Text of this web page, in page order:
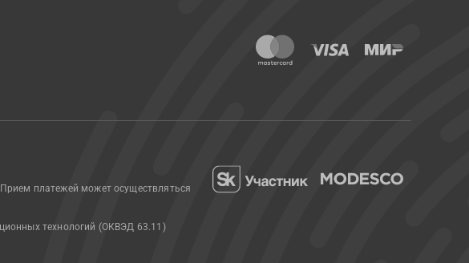
платежей может осуществляться
технологий (ОКВЭД 63.11)